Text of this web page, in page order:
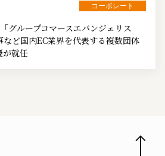
コーポレート
グループコマースエバンジェリス
など国内EC業界を代表する複数団体
が就任